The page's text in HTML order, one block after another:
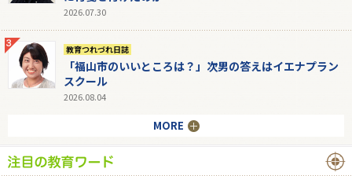
2026.07.30
教育つれづれ日誌
「福山市のいいところは？」次男の答えはイエナプラン
スクール
2026.08.04
MORE